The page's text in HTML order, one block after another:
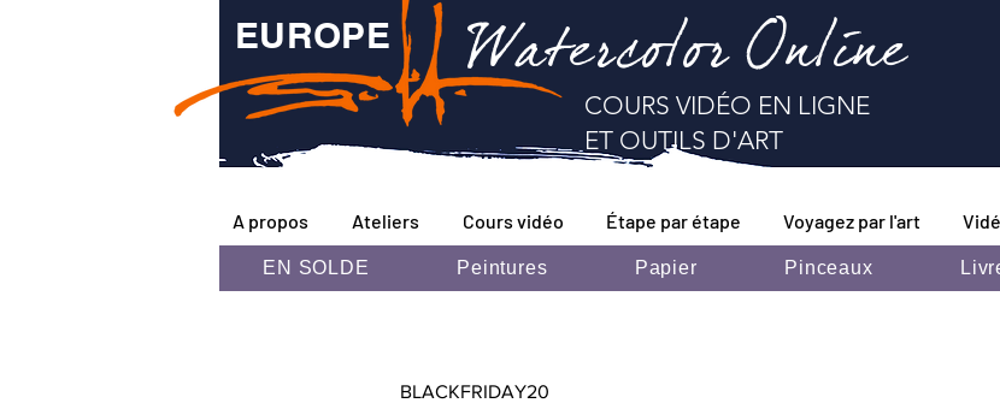
Watercolor Online
COURS VIDÉO EN LIGNE
ET OUTILS D'ART
EUROPE
A propos Ateliers Cours vidéo Étape par étape Voyagez par l'art
EN SOLDE Peintures Papier Pinceaux
BLACKFRIDAY20